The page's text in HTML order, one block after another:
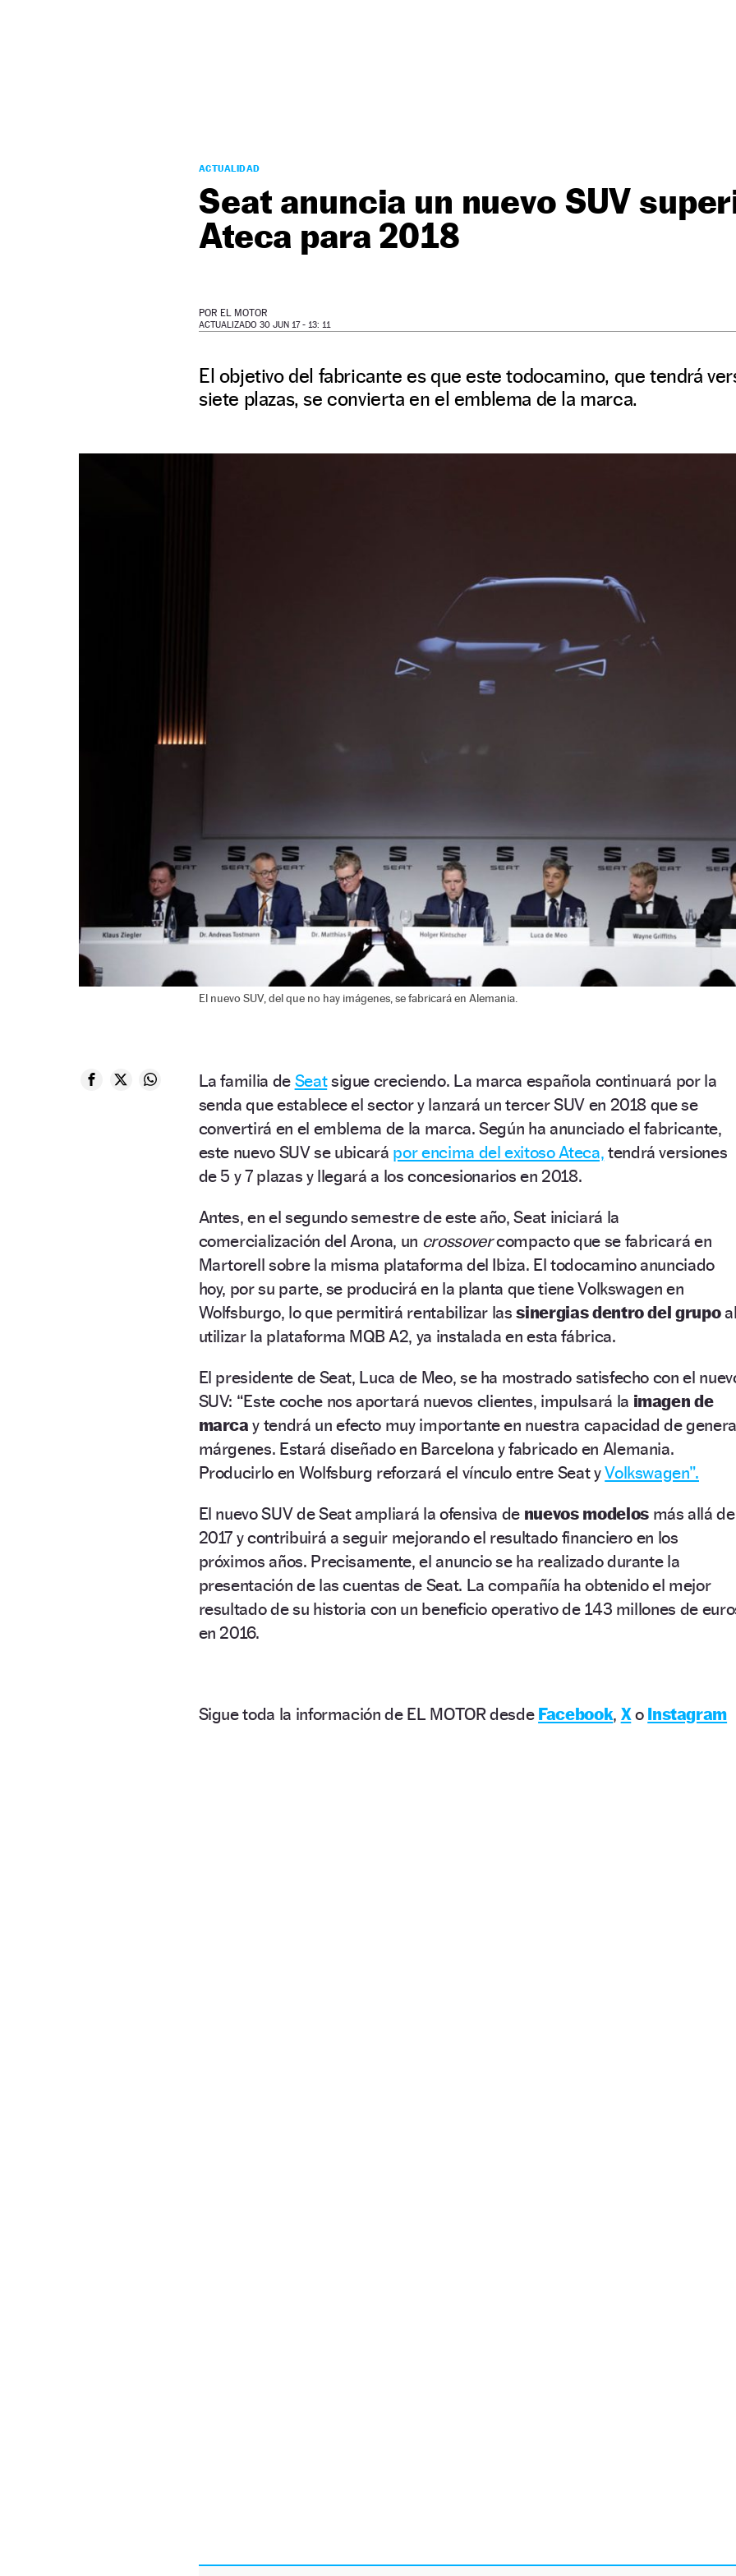
ACTUALIDAD
Seat anuncia un nuevo SUV
Ateca para 2018
POR EL MOTOR
ACTUALIZADO 30 JUN 17 - 13: 11
El objetivo del fabricante es que este todocamino, que tendrá
siete plazas, se convierta en el emblema de la marca.
El nuevo SUV, del que no hay imágenes, se fabricará en Alemania.
La familia de Seatsigue creciendo. La marca española continuará por la
senda que establece el sector y lanzará un tercer SUV en 2018 que se
convertirá en el emblema de la marca. Según ha anunciado el fabricante,
este nuevo SUV se ubicará por encima del exitoso Ateca, tendrá versiones
de 5 y 7 plazas y llegará a los concesionarios en 2018.
Antes, en el segundo semestre de este año, Seat iniciará la
comercialización del Arona, un crossovercompacto que se fabricará en
Martorell sobre la misma plataforma del Ibiza. El todocamino anunciado
hoy, por su parte, se producirá en la planta que tiene Volkswagen en
Wolfsburgo, lo que permitirá rentabilizar lassinergias dentro del grupo
utilizar la plataforma MQB A2, ya instalada en esta fábrica.
El presidente de Seat, Luca de Meo, se ha mostrado satisfecho con el
SUV: “Este coche nos aportará nuevos clientes, impulsará la imagen de
marca y tendrá un efecto muy importante en nuestra capacidad de
márgenes. Estará diseñado en Barcelona y fabricado en Alemania.
Producirlo en Wolfsburg reforzará el vínculo entre Seat yVolkswagen”.
El nuevo SUV de Seat ampliará la ofensiva de nuevos modelosmás allá de
2017 y contribuirá a seguir mejorando el resultado financiero en los
próximos años. Precisamente, el anuncio se ha realizado durante la
presentación de las cuentas de Seat. La compañía ha obtenido el mejor
resultado de su historia con un beneficio operativo de 143 millones de
en 2016.
Sigue toda la información de EL MOTOR desde Facebook, Xo Instagram